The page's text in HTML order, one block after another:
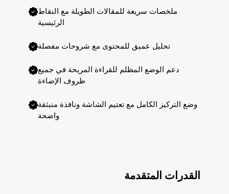
ملخصات سريعة للمقالات الطويلة مع النقاط
الرئيسية
تحليل عميق للمحتوى مع شروحات مفصلة
دعم الوضع المظلم للقراءة المريحة في جميع
ظروف الإضاءة
وضع التركيز الكامل مع تعتيم الشاشة ونافذة منبثقة
واضحة
القدرات المتقدمة